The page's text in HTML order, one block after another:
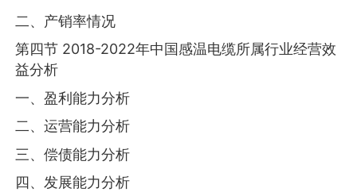
二、产销率情况
第四节 2018-2022年中国感温电缆所属行业经营效
益分析
一、盈利能力分析
二、运营能力分析
三、偿债能力分析
四、发展能力分析